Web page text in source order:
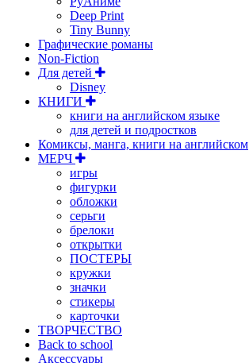
Deep Print
Tiny Bunny
Графические романы
Non-Fiction
Для детей
Disney
КНИГИ
книги на английском языке
для детей и подростков
Комиксы, манга, книги на английском
МЕРЧ
игры
фигурки
обложки
серьги
брелоки
открытки
ПОСТЕРЫ
кружки
значки
стикеры
карточки
ТВОРЧЕСТВО
Back to school
Аксессуары